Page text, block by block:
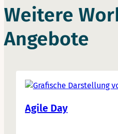
Weitere
Angebote
Agile Day